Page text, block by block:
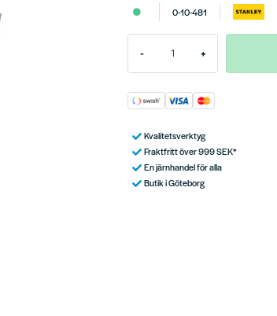
0-10-481
- +
Kvalitetsverktyg
Fraktfritt över 999 SEK*
En järnhandel för alla
Butik i Göteborg